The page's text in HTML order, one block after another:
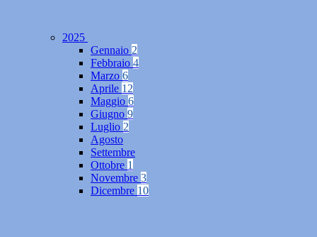
2025
Gennaio 2
Febbraio 4
Marzo 6
Aprile 12
Maggio 6
Giugno 9
Luglio 2
Agosto
Settembre
Ottobre 1
Novembre 3
Dicembre 10